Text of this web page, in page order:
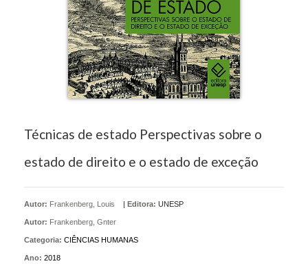
Técnicas de estado Perspectivas sobre o
estado de direito e o estado de exceção
Autor: Frankenberg, Louis
Autor: Frankenberg, Gnter
| Editora: UNESP
Categoria: CIÊNCIAS HUMANAS
Ano: 2018